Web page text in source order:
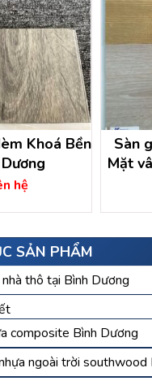
SẢN PHẨM
thô tại Bình Dương
composite Bình Dương
ngoài trời southwood
Khoá Bền
hệ
Sàn
Mặt